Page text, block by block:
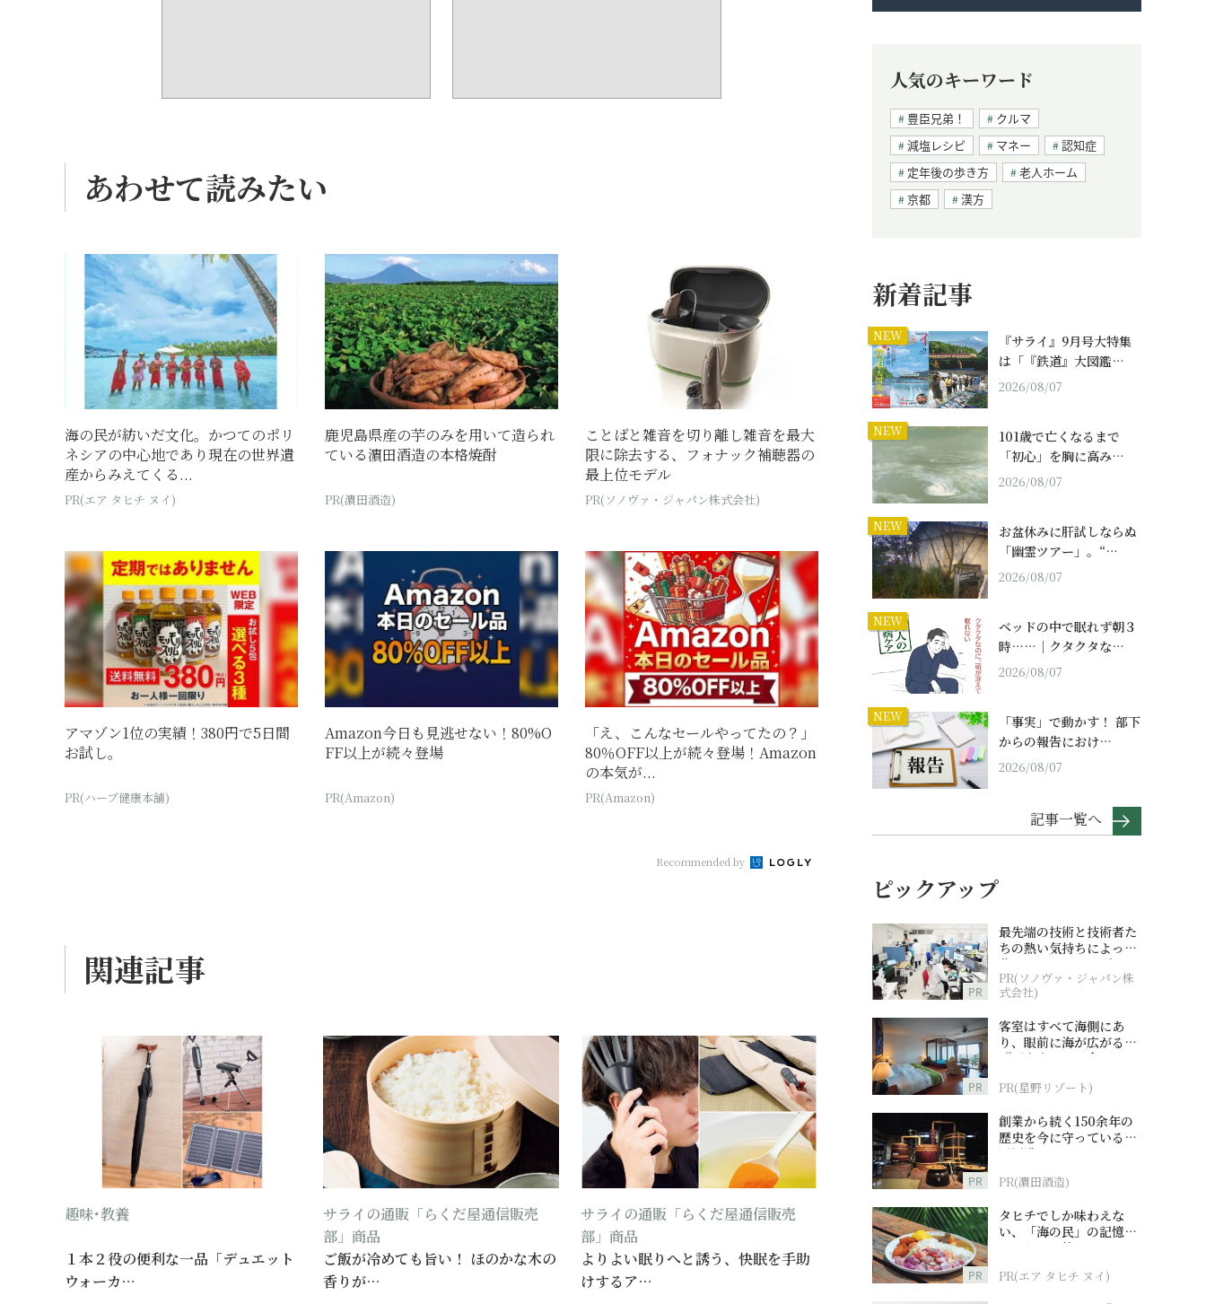
あわせて読みたい
海の民が紡いだ文化。かつてのポリ
ネシアの中心地であり現在の世界遺
産からみえてくる...
PR(エア タヒチ ヌイ)
鹿児島県産の芋のみを用いて造られ
ている濵田酒造の本格焼酎
PR(濵田酒造)
ことばと雑音を切り離し雑音を最大
限に除去する、フォナック補聴器の
最上位モデル
PR(ソノヴァ・ジャパン株式会社)
アマゾン1位の実績！380円で5日間
お試し。
PR(ハーブ健康本舗)
Amazon今日も見逃せない！80%O
FF以上が続々登場
PR(Amazon)
「え、こんなセールやってたの？」
80％OFF以上が続々登場！Amazon
の本気が...
PR(Amazon)
Recommended by
関連記事
趣味･教養
１本２役の便利な一品「デュエット
ウォーカ…
サライの通販「らくだ屋通信販売
部」商品
ご飯が冷めても旨い！ ほのかな木の
香りが…
サライの通販「らくだ屋通信販売
部」商品
よりよい眠りへと誘う、快眠を手助
けするア…
人気のキーワード
豊臣兄弟！
クルマ
減塩レシピ
マネー
認知症
定年後の歩き方
老人ホーム
京都
漢方
新着記事
NEW
『サライ』9月号大特集
は「『鉄道』大図鑑…
2026/08/07
NEW
101歳で亡くなるまで
「初心」を胸に高み…
2026/08/07
NEW
お盆休みに肝試しならぬ
「幽霊ツアー」。“…
2026/08/07
NEW
ベッドの中で眠れず朝３
時……｜クタクタな…
2026/08/07
NEW
「事実」で動かす！ 部下
からの報告におけ…
2026/08/07
記事一覧へ
ピックアップ
PR
最先端の技術と技術者た
ちの熱い気持ちによって
作られているオーダーメ
イド補聴器
PR(ソノヴァ・ジャパン株
式会社)
PR
客室はすべて海側にあ
り、眼前に海が広がる
『西表島ホテル by 星野
PR(星野リゾート)
PR
創業から続く150余年の
歴史を今に守っている濵
田酒造
PR(濵田酒造)
PR
タヒチでしか味わえな
い、「海の民」の記憶へ
とつながる旅
PR(エア タヒチ ヌイ)